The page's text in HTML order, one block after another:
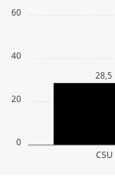
0
20
40
60
CSU
28,5